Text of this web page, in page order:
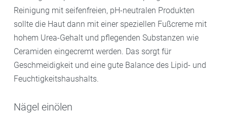
Reinigung mit seifenfreien, pH-neutralen Produkten
sollte die Haut dann mit einer speziellen Fußcreme mit
hohem Urea-Gehalt und pflegenden Substanzen wie
Ceramiden eingecremt werden. Das sorgt für
Geschmeidigkeit und eine gute Balance des Lipid- und
Feuchtigkeitshaushalts.
Nägel einölen